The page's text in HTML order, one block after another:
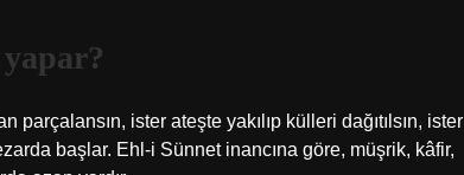
parçalansın, ister ateşte yakılıp külleri dağıtılsın, ister
başlar. Ehl-i Sünnet inancına göre, müşrik, kâfir,